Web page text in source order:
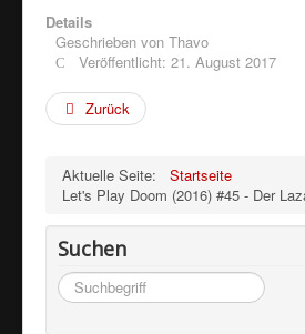
Details
Geschrieben von Thavo
Veröffentlicht: 21. August 2017
Zurück
Aktuelle Seite:
Startseite
Let's Play Doom (2016) #45 - Der
Suchen
Suchen
...